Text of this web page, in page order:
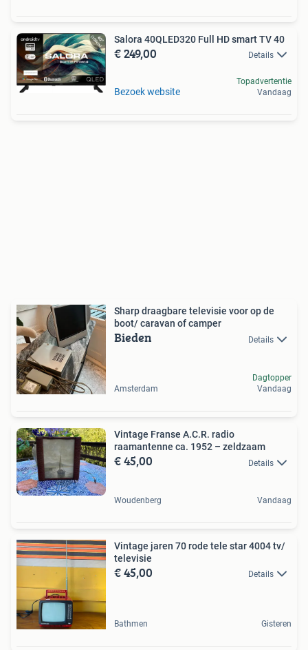
Salora 40QLED320 Full HD smart TV 40
€ 249,00 Details
Bezoek website
Topadvertentie
Vandaag
Sharp draagbare televisie voor op de
boot/ caravan of camper
Bieden Details
Amsterdam
Dagtopper
Vandaag
Vintage Franse A.C.R. radio
raamantenne ca. 1952 – zeldzaam
€ 45,00 Details
Woudenberg Vandaag
Vintage jaren 70 rode tele star 4004 tv/
televisie
€ 45,00 Details
Bathmen Gisteren